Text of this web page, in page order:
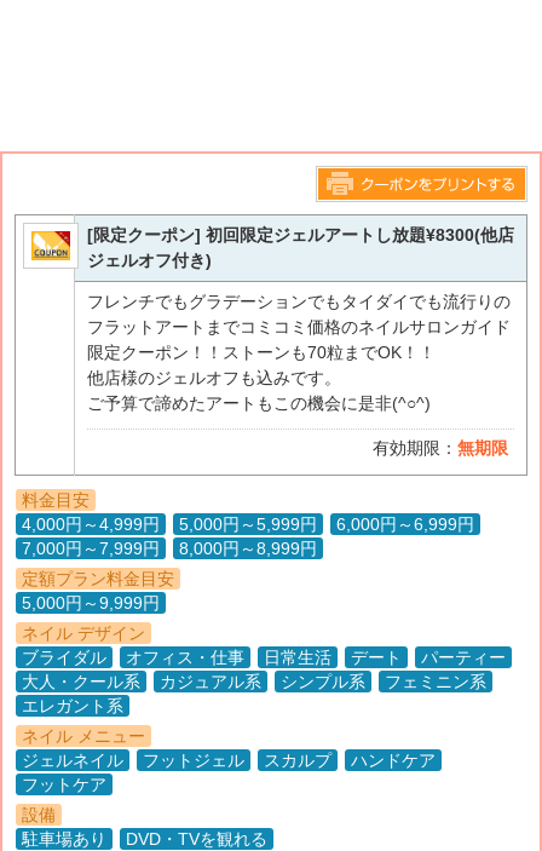
このページをプリントする
[限定クーポン] 初回限定ジェルアートし放題¥8300(他店
ジェルオフ付き)
フレンチでもグラデーションでもタイダイでも流行りの
フラットアートまでコミコミ価格のネイルサロンガイド
限定クーポン！！ストーンも70粒までOK！！
他店様のジェルオフも込みです。
ご予算で諦めたアートもこの機会に是非(^○^)
有効期限： 無期限
料金目安
4,000円～4,999円
5,000円～5,999円
6,000円～6,999円
7,000円～7,999円
8,000円～8,999円
定額プラン料金目安
5,000円～9,999円
ネイル デザイン
ブライダル
オフィス・仕事 日常生活 デート
パーティー
大人・クール系
カジュアル系 シンプル系
フェミニン系
エレガント系
ネイル メニュー
ジェルネイル
フットジェル スカルプ
ハンドケア
フットケア
設備
駐車場あり
DVD・TVを観れる